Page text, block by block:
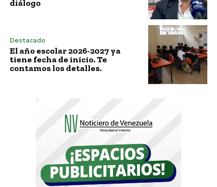
diálogo
Destacado
El año escolar 2026-2027 ya
tiene fecha de inicio. Te
contamos los detalles.